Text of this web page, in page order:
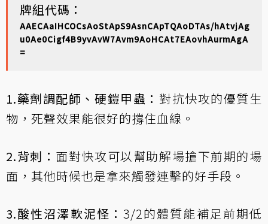
牌組代碼：
AAECAaIHCOCsAoStApS9AsnCApTQAoDTAs/hAtvjAg
u0Ae0Cigf4B9yvAvW7Avm9AoHCAt7EAovhAurmAgA
=
1.藥劑調配師、硬鎧甲蟲： 對抗快攻的優質生
物，死聲效果能很好的撐住血線。
2.背刺： 面對快攻可以幫助解場搶下前期的場
面，其他時候也是拿來觸發連擊的好手段。
3.酸性沼澤軟泥怪： 3/2的體質能補足前期低